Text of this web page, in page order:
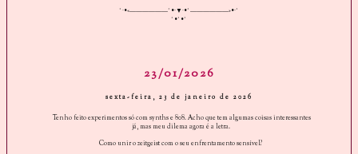
˚·•«——————˚•·▼·•˚——————»•·˚
˚•˚•˚
23/01/2026
sexta-feira, 23 de janeiro de 2026
Tenho feito experimentos só com synths e 808. Acho que tem algumas coisas interessantes
já, mas meu dilema agora é a letra.
Como unir o zeitgeist com o seu enfrentamento sensível?